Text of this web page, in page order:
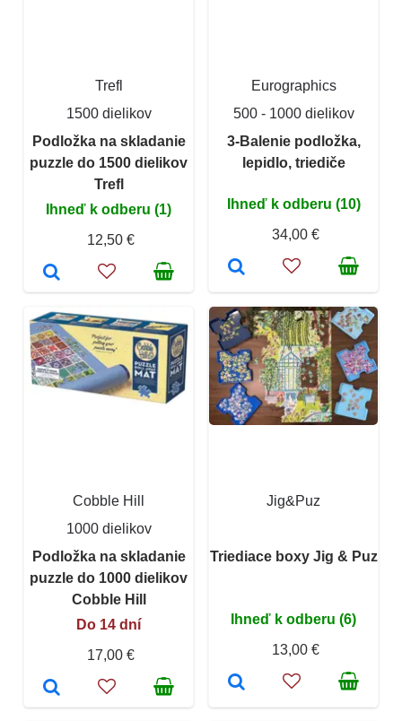
Trefl
1500 dielikov
Podložka na skladanie
puzzle do 1500 dielikov
Trefl
Ihneď k odberu (1)
12,50 €
Eurographics
500 - 1000 dielikov
3-Balenie podložka,
lepidlo, triediče
Ihneď k odberu (10)
34,00 €
Cobble Hill
1000 dielikov
Podložka na skladanie
puzzle do 1000 dielikov
Cobble Hill
Do 14 dní
17,00 €
Jig&Puz
Triediace boxy Jig & Puz
Ihneď k odberu (6)
13,00 €